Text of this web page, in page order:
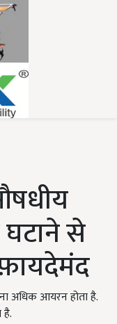
से
अधिक आयरन होता है.